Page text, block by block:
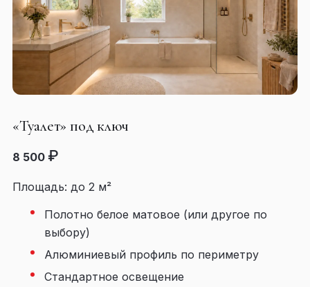
«Туалет» под ключ
8 500 ₽
Площадь: до 2 м²
Полотно белое матовое (или другое по
выбору)
Алюминиевый профиль по периметру
Стандартное освещение